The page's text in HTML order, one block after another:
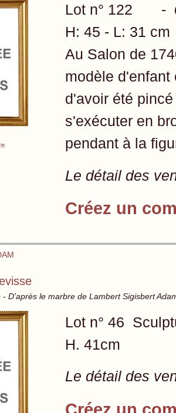
Lot n° 122 -
H: 45 - L: 31 cm
Au Salon de
modèle
d'avoir été
s'exécuter en
pendant à la
Le détail des
Créez un
D'après le marbre de Lambert Sigisbert
Lot n° 46
H. 41cm
Le détail des